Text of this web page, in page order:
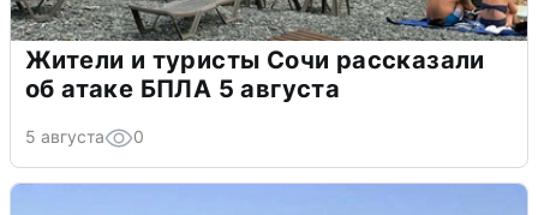
Жители и туристы Сочи рассказали
об атаке БПЛА 5 августа
5 августа 0